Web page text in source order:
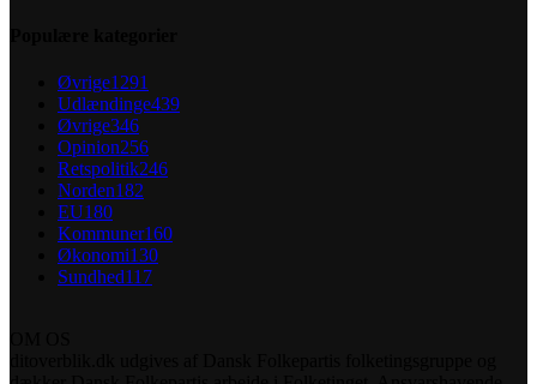
Øvrige1291
Udlændinge439
Øvrige346
Opinion256
Retspolitik246
Norden182
EU180
Kommuner160
Økonomi130
Sundhed117